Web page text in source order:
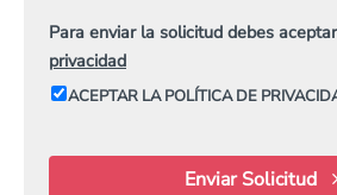
Para enviar la solicitud debes
privacidad
ACEPTAR LA POLÍTICA DE
Enviar Solicitud